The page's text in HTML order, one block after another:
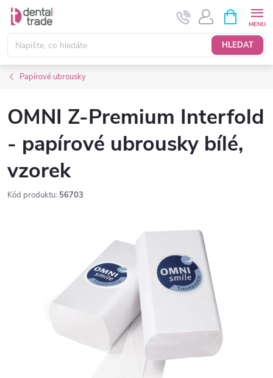
Přejít
obsah
HLEDAT
NÁKUPNÍ
KOŠÍK
Papírové ubrousky
OMNI Z-Premium Interfold
- papírové ubrousky bílé,
vzorek
Kód produktu: 56703